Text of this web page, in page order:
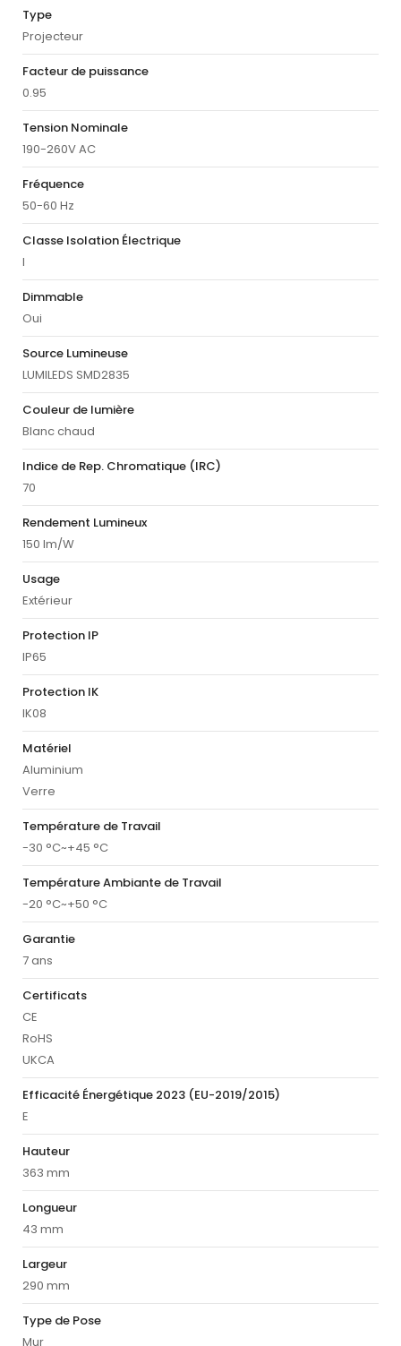
Type
Projecteur
Facteur de puissance
0.95
Tension Nominale
190-260V AC
Fréquence
50-60 Hz
Classe Isolation Électrique
I
Dimmable
Oui
Source Lumineuse
LUMILEDS SMD2835
Couleur de lumière
Blanc chaud
Indice de Rep. Chromatique (IRC)
70
Rendement Lumineux
150 lm/W
Usage
Extérieur
Protection IP
IP65
Protection IK
IK08
Matériel
Aluminium
Verre
Température de Travail
-30 °C~+45 °C
Température Ambiante de Travail
-20 °C~+50 °C
Garantie
7 ans
Certificats
CE
RoHS
UKCA
Efficacité Énergétique 2023 (EU-2019/2015)
E
Hauteur
363 mm
Longueur
43 mm
Largeur
290 mm
Type de Pose
Mur